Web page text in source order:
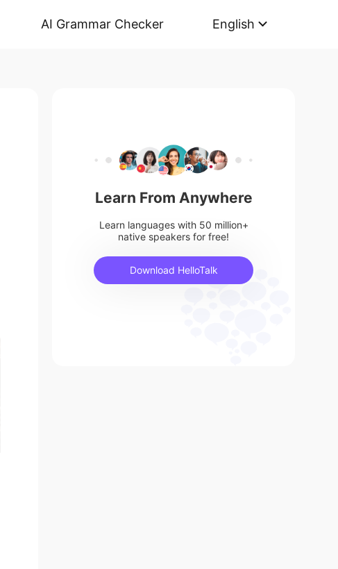
AI Grammar Checker English
Learn From Anywhere
Learn languages with 50 million+
native speakers for free!
Download HelloTalk